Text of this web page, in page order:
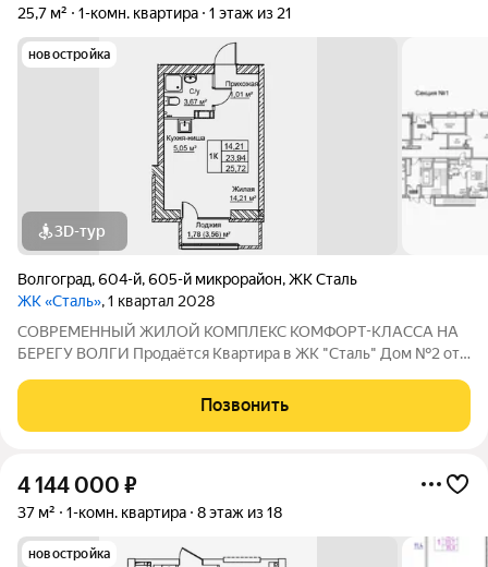
25,7 м² 1-комн. квартира 1 этаж из 21
новостройка
3D-тур
Волгоград,604-й,605-й микрорайон,ЖК Сталь
ЖК «Сталь», 1 квартал 2028
COBPЕМЕНHЫЙ ЖИЛОЙ КОМПЛЕКС КОМФОPT-KЛАСCA HA
БEРЕГУ ВОЛГИ Продaётся Квартирa в ЖК "Сталь" Дом №2 от
комплексе «Сталь» в Кpacнoapмейском райoне горoдa
Волгогpадa. Застройщик более чем с
Позвонить
4 144 000 ₽
37 м² 1-комн. квартира 8 этаж из 18
новостройка